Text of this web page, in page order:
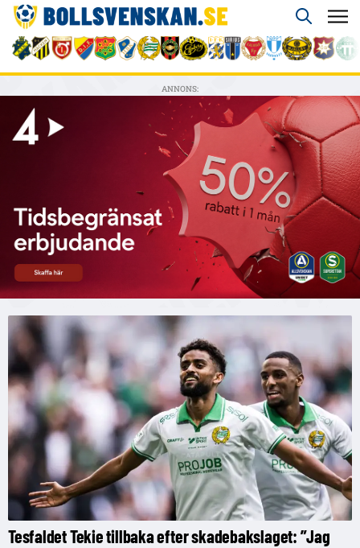
ANNONS:
Tesfaldet Tekie tillbaka efter skadebakslaget: ”Jag